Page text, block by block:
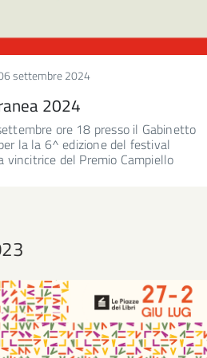
settembre 2024
2024
ore 18 presso il Gabinetto
la la 6^ edizione del festival
vincitrice del Premio Campiello